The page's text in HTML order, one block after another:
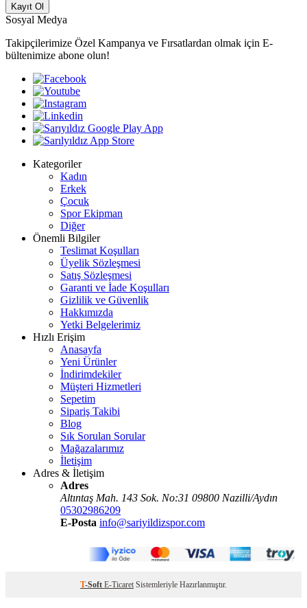
Kayıt Ol
Sosyal Medya
Takipçilerimize Özel Kampanya ve Fırsatlardan olmak için E-
bültenimize abone olun!
Kategoriler
Kadın
Erkek
Çocuk
Spor Ekipman
Diğer
Önemli Bilgiler
Teslimat Koşulları
Üyelik Sözleşmesi
Satış Sözleşmesi
Garanti ve İade Koşulları
Gizlilik ve Güvenlik
Hakkımızda
Yetki Belgelerimiz
Hızlı Erişim
Anasayfa
Yeni Ürünler
İndirimdekiler
Müşteri Hizmetleri
Sepetim
Sipariş Takibi
Blog
Sık Sorulan Sorular
Mağazalarımız
İletişim
Adres & İletişim
Adres
Altıntaş Mah. 143 Sok. No:31 09800 Nazilli/Aydın
05302986209
E-Posta info@sariyildizspor.com
T-Soft E-Ticaret Sistemleriyle Hazırlanmıştır.